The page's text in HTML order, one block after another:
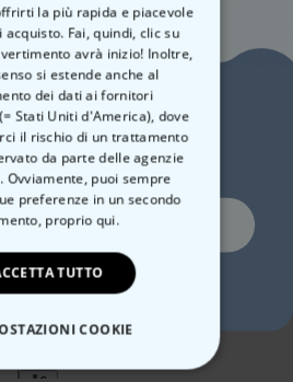
la più rapida e piacevole
acquisto. Fai, quindi, clic su
avrà inizio! Inoltre,
si estende anche al
dei dati ai fornitori
Stati Uniti d'America), dove
il rischio di un trattamento
da parte delle agenzie
Ovviamente, puoi sempre
preferenze in un secondo
proprio qui.
TUTTO
COOKIE
NECESSARIO
uno
10%?
certo!
piacciono gli sconti